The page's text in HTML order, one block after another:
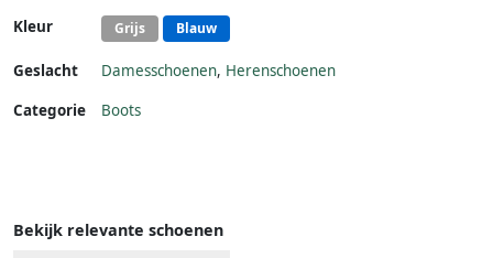
Kleur Grijs Blauw
Geslacht Damesschoenen, Herenschoenen
Categorie
Boots
Bekijk relevante schoenen